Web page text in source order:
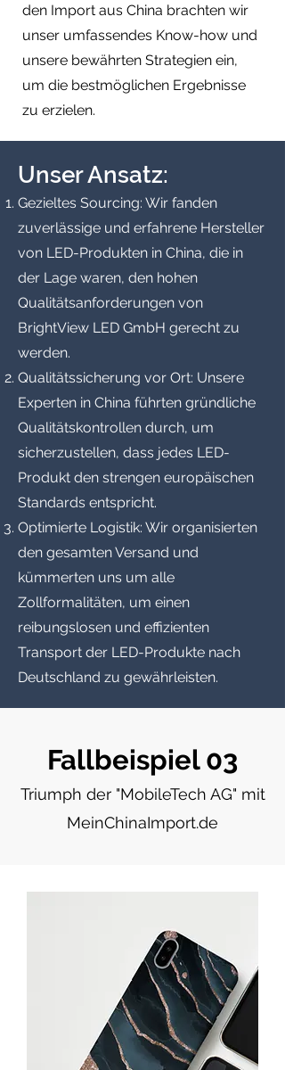
den Import aus China brachten wir
unser umfassendes Know-how und
unsere bewährten Strategien ein,
um die bestmöglichen Ergebnisse
zu erzielen.
Unser Ansatz:
Gezieltes Sourcing: Wir fanden
zuverlässige und erfahrene Hersteller
von LED-Produkten in China, die in
der Lage waren, den hohen
Qualitätsanforderungen von
BrightView LED GmbH gerecht zu
werden.
Qualitätssicherung vor Ort: Unsere
Experten in China führten gründliche
Qualitätskontrollen durch, um
sicherzustellen, dass jedes LED-
Produkt den strengen europäischen
Standards entspricht.
Optimierte Logistik: Wir organisierten
den gesamten Versand und
kümmerten uns um alle
Zollformalitäten, um einen
reibungslosen und effizienten
Transport der LED-Produkte nach
Deutschland zu gewährleisten.
Fallbeispiel 03
Triumph der "MobileTech AG" mit
MeinChinaImport.de